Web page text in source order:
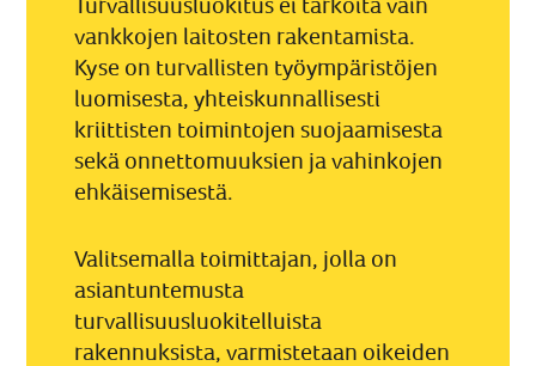
vankkojen laitosten rakentamista.
Kyse on turvallisten työympäristöjen
luomisesta, yhteiskunnallisesti
kriittisten toimintojen suojaamisesta
sekä onnettomuuksien ja vahinkojen
ehkäisemisestä.
Valitsemalla toimittajan, jolla on
asiantuntemusta
turvallisuusluokitelluista
rakennuksista, varmistetaan oikeiden